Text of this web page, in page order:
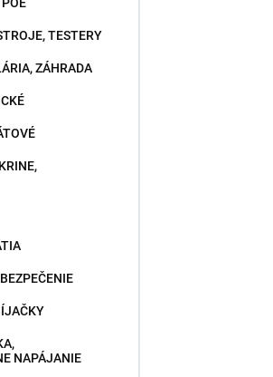
TESTERY
ZÁHRADA
NAPÁJANIE